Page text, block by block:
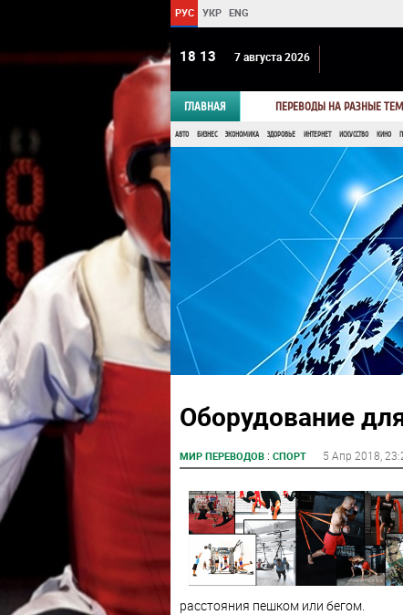
РУС УКР ENG
18:13 7 августа 2026
ГЛАВНАЯ ПЕРЕВОДЫ НА РАЗНЫЕ
АВТО БИЗНЕС ЭКОНОМИКА ЗДОРОВЬЕ ИНТЕРНЕТ ИСКУССТВО КИНО
Оборудование
МИР ПЕРЕВОДОВ: СПОРТ 5 Апр 2018 ,
расстояния пешком или бегом.